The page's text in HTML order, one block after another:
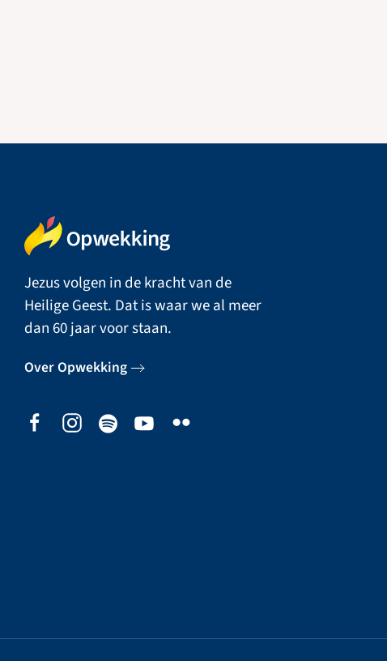
Jezus volgen in de kracht van de
Heilige Geest. Dat is waar we al meer
dan 60 jaar voor staan.
Over Opwekking